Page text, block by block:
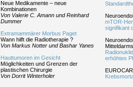
Neue Medikamente – neue
Kombinationen
Von Valerie C. Amann und Reinhard
Dummer
Extramammärer Morbus Paget
Wann hilft die Radiotherapie ?
Von Markus Notter und Bashar Yanes
Hauttumoren im Gesicht
Möglichkeiten und Grenzen der
plastischen Chirurgie
Von Dorrit Winterholer
mTOR-
signifikant
Mitteldarms
erhöhtes